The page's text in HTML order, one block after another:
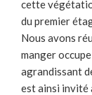
cette
du premier
Nous avons
manger
agrandissant
est ainsi invité